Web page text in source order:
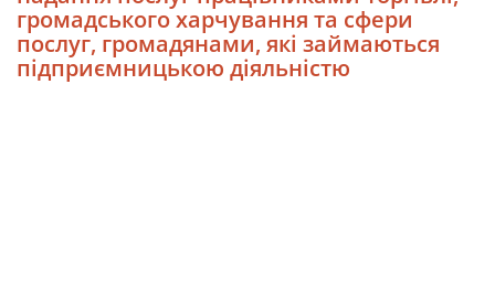
громадського харчування та сфери
послуг, громадянами, які займаються
підприємницькою діяльністю